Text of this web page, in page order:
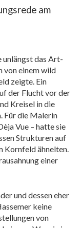
am
unlängst das Art-
von einem wild
zeigte. Ein
der Flucht vor der
Kreisel in die
Für die Malerin
Vue – hatte sie
Strukturen auf
Kornfeld ähnelten.
einer
und dessen eher
keine
von